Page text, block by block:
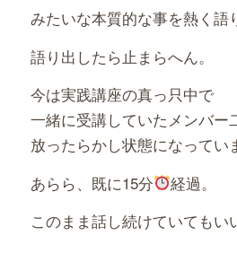
みたいな本質的な事を熱く語
語り出したら止まらへん。
今は実践講座の真っ只中で
一緒に受講していたメンバー
放ったらかし状態になってい
あらら、既に15分
経過。
このまま話し続けていてもい